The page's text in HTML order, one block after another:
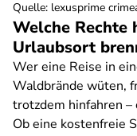
Welche Rechte
Urlaubsort
Wer eine Reise in
Waldbrände wüten,
trotzdem hinfahren
Ob eine kostenfreie
Quelle: lexusprime